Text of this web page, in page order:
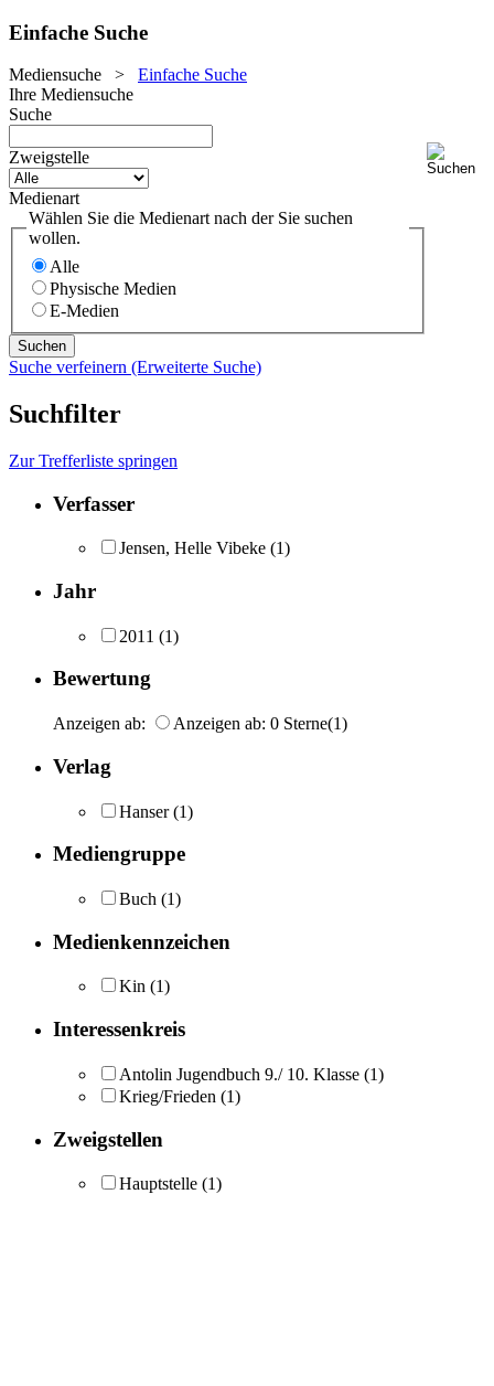
Einfache Suche
Mediensuche > Einfache Suche
Ihre Mediensuche
Suche
Zweigstelle
Medienart
Wählen Sie die Medienart nach der Sie suchen
wollen.
Alle
Physische Medien
E-Medien
Suche verfeinern (Erweiterte Suche)
Suchfilter
Zur Trefferliste springen
Verfasser
Jensen, Helle Vibeke (1)
Jahr
2011 (1)
Bewertung
Anzeigen ab: Anzeigen ab: 0 Sterne(1)
Verlag
Hanser(1)
Mediengruppe
Buch (1)
Medienkennzeichen
Kin (1)
Interessenkreis
Antolin Jugendbuch 9./ 10. Klasse (1)
Krieg/Frieden (1)
Zweigstellen
Hauptstelle (1)